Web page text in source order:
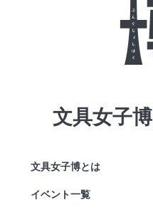
文具女子博
文具女子博とは
イベント一覧